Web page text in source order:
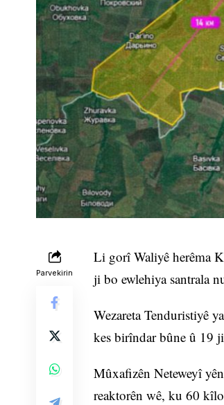
Parvekirin
Li gorî Waliyê herêma
ji bo ewlehiya santrala
Wezareta Tenduristiyê
kes birîndar bûne û 19
Mûxafizên Neteweyî
reaktorên wê, ku 60